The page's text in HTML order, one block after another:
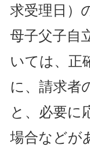
求受理日）
母子父子自
いては、正
に、請求者
と、必要に
場合などが